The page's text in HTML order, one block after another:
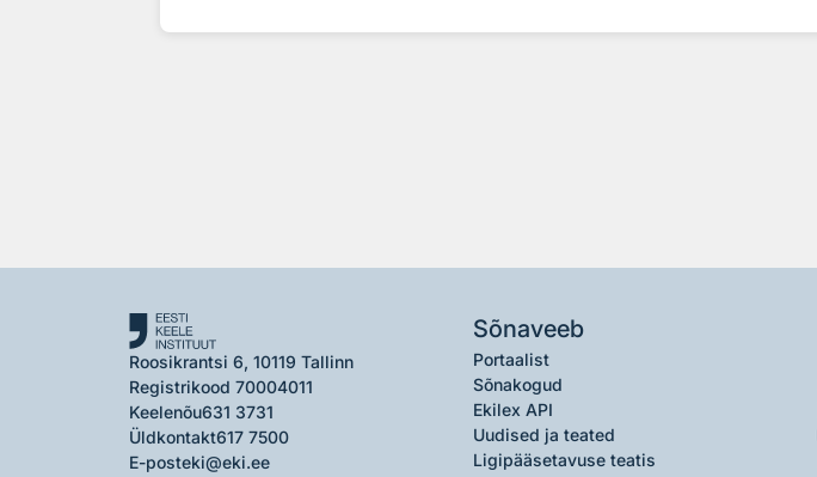
Roosikrantsi 6, 10119 Tallinn
Registrikood 70004011
Keelenõu631 3731
Üldkontakt617 7500
E-posteki@eki.ee
Sõnaveeb
Portaalist
Sõnakogud
Ekilex API
Uudised ja teated
Ligipääsetavuse teatis